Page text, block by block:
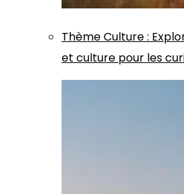
ThèmeCulture:
et culture pour les